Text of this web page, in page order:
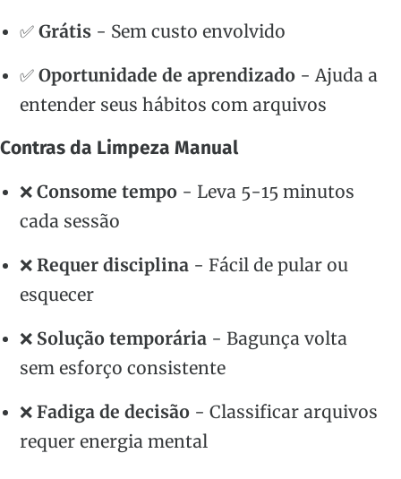
✅Grátis - Sem custo envolvido
✅Oportunidade de aprendizado - Ajuda a
entender seus hábitos com arquivos
Contras da Limpeza Manual
❌Consome tempo - Leva 5-15 minutos
cada sessão
❌Requer disciplina - Fácil de pular ou
esquecer
❌ Solução temporária - Bagunça volta
sem esforço consistente
❌Fadiga de decisão - Classificar arquivos
requer energia mental